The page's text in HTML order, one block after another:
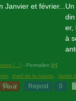
er,
à
[ ] - Permalien [#]
, éveil de la nature Jardin
Repost 0